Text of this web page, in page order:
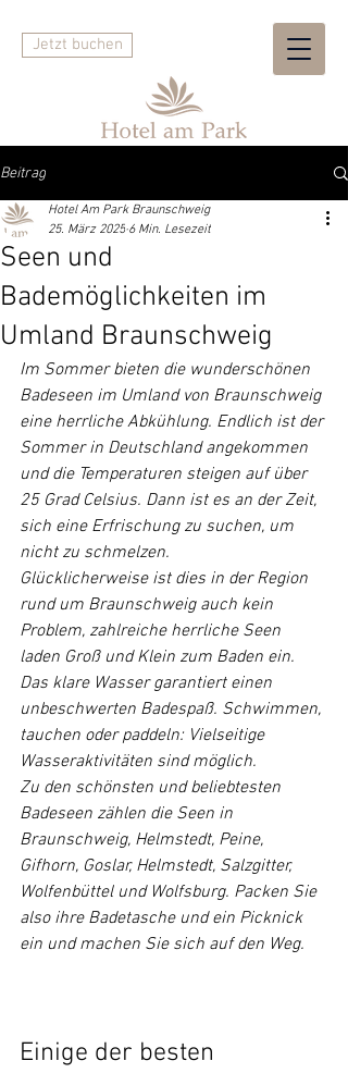
Jetzt buchen
Beitrag
Seen und
Bademöglichkeiten im
Umland Braunschweig
Hotel Am Park Braunschweig
25. März 2025 6 Min. Lesezeit
Im Sommer bieten die wunderschönen
Badeseen im Umland von Braunschweig
eine herrliche Abkühlung. Endlich ist der
Sommer in Deutschland angekommen
und die Temperaturen steigen auf über
25 Grad Celsius. Dann ist es an der Zeit,
sich eine Erfrischung zu suchen, um
nicht zu schmelzen.
Glücklicherweise ist dies in der Region
rund um Braunschweig auch kein
Problem, zahlreiche herrliche Seen
laden Groß und Klein zum Baden ein.
Das klare Wasser garantiert einen
unbeschwerten Badespaß. Schwimmen,
tauchen oder paddeln: Vielseitige
Wasseraktivitäten sind möglich.
Zu den schönsten und beliebtesten
Badeseen zählen die Seen in
Braunschweig, Helmstedt, Peine,
Gifhorn, Goslar, Helmstedt, Salzgitter,
Wolfenbüttel und Wolfsburg. Packen Sie
also ihre Badetasche und ein Picknick
ein und machen Sie sich auf den Weg.
Einige der besten